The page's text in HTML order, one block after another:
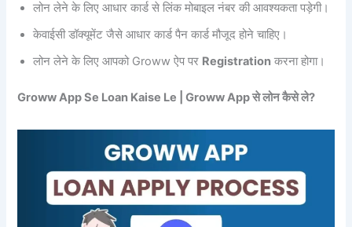
लोन लेने के लिए आधार कार्ड से लिंक मोबाइल नंबर की आवश्यकता पड़ेगी।
केवाईसी डॉक्यूमेंट जैसे आधार कार्ड पैन कार्ड मौजूद होने चाहिए।
लोन लेने के लिए आपको Groww ऐप पर Registration करना होगा।
Groww App Se Loan Kaise Le | Groww App से लोन कैसे ले?